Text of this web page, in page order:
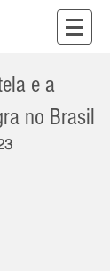
e a
no Brasil